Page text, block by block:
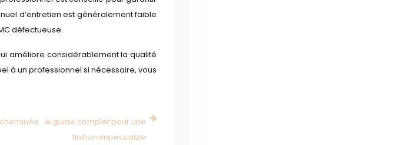
d’entretien est généralement faible
défectueuse.
améliore considérablement la qualité
à un professionnel si nécessaire, vous
: le guide complet pour une
finition impeccable